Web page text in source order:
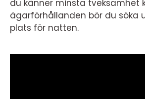
du känner minsta tveksamhet
ägarförhållanden bör du söka
plats för natten.